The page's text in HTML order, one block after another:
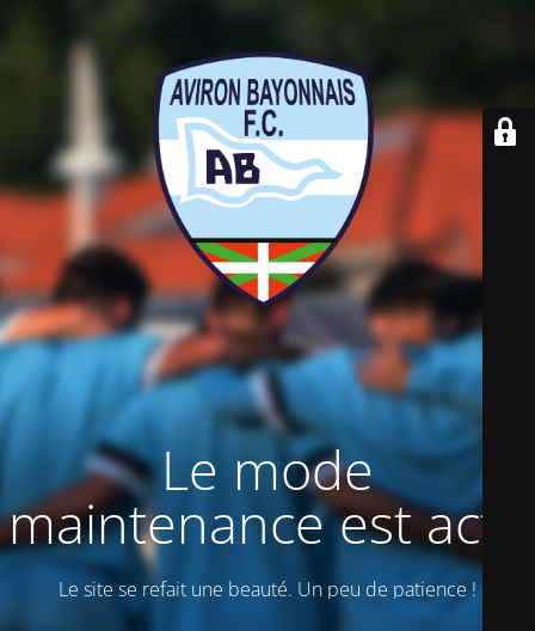
Le mode
maintenance est actif
Le site se refait une beauté. Un peu de patience !